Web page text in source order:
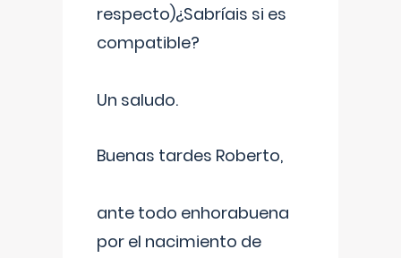
respecto)¿Sabríais si es
compatible?
Un saludo.
Buenas tardes Roberto,
ante todo enhorabuena
por el nacimiento de